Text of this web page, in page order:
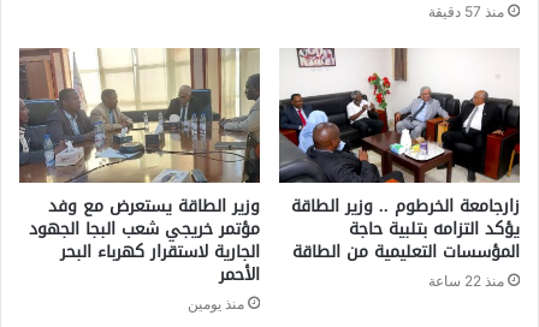
منذ 57 دقيقة
زارجامعة الخرطوم .. وزير الطاقة
يؤكد التزامه بتلبية حاجة
المؤسسات التعليمية من الطاقة
منذ 22 ساعة
وزير الطاقة يستعرض مع وفد
مؤتمر خريجي شعب البجا الجهود
الجارية لاستقرار كهرباء البحر
الأحمر
منذ يومين